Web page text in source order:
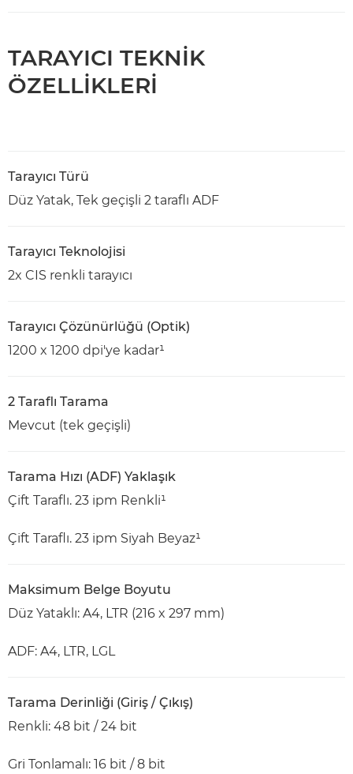
TARAYICI TEKNİK
ÖZELLİKLERİ
Tarayıcı Türü
Düz Yatak, Tek geçişli 2 taraflı ADF
Tarayıcı Teknolojisi
2x CIS renkli tarayıcı
Tarayıcı Çözünürlüğü (Optik)
1200 x 1200 dpi'ye kadar¹
2 Taraflı Tarama
Mevcut (tek geçişli)
Tarama Hızı (ADF) Yaklaşık
Çift Taraflı. 23 ipm Renkli¹
Çift Taraflı. 23 ipm Siyah Beyaz¹
Maksimum Belge Boyutu
Düz Yataklı: A4, LTR (216 x 297 mm)
ADF: A4, LTR, LGL
Tarama Derinliği (Giriş / Çıkış)
Renkli: 48 bit / 24 bit
Gri Tonlamalı: 16 bit / 8 bit